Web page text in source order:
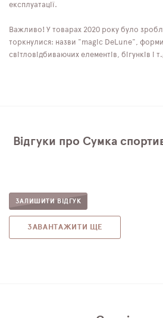
експлуатації.
Важливо! У товарах 2020 року було
торкнулися: назви "magic DeLune", форми
світловідбиваючих елементів, бігунків і
Відгуки про Сумка
ЗАЛИШИТИ ВІДГУК
ЗАВАНТАЖИТИ ЩЕ